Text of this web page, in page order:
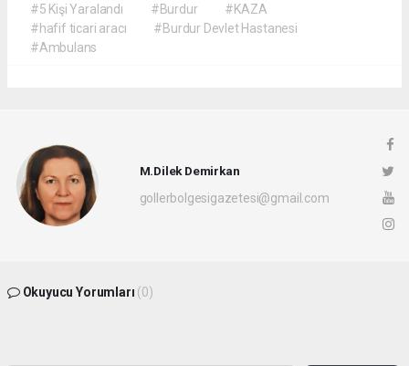
#5 Kişi Yaralandı #Burdur
#KAZA
#hafif ticari aracı
#Burdur Devlet Hastanesi
#Ambulans
M.Dilek Demirkan
gollerbolgesigazetesi@gmail.com
Okuyucu Yorumları (0)